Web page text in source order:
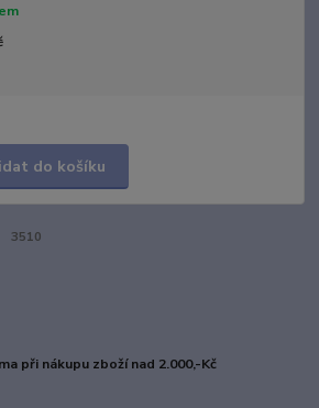
do košíku
3510
při nákupu zboží nad 2.000,-Kč